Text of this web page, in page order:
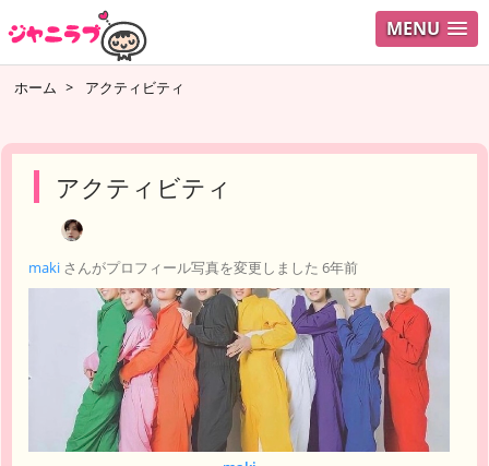
MENU ログイ
ホーム > アクティビティ
アクティビティ
maki さんがプロフィール写真を変更しました 6年前